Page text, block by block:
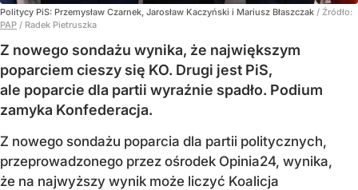
Politycy PiS: Przemysław Czarnek, Jarosław Kaczyński i Mariusz Błaszczak / Źródło:
PAP / Radek Pietruszka
Z nowego sondażu wynika, że największym
poparciem cieszy się KO. Drugi jest PiS,
ale poparcie dla partii wyraźnie spadło. Podium
zamyka Konfederacja.
Z nowego sondażu poparcia dla partii politycznych,
przeprowadzonego przez ośrodek Opinia24, wynika,
że na najwyższy wynik może liczyć Koalicja